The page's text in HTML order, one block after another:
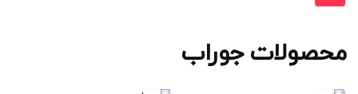
محصولات جوراب